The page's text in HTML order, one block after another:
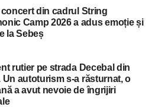
concert din cadrul String
Camp 2026 a adus emoție și
la Sebeș
rutier pe strada Decebal din
Un autoturism s-a răsturnat, o
a avut nevoie de îngrijiri